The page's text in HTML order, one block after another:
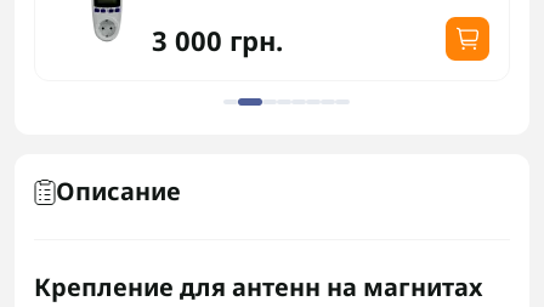
3 000 грн.
Описание
Крепление для антенн на магнитах